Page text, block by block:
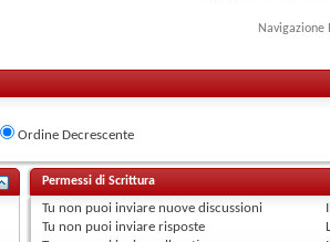
Navigazione
Ordine Decrescente
Permessi di Scrittura
Tu non puoiinviare nuove discussioni
Tu non puoiinviare risposte